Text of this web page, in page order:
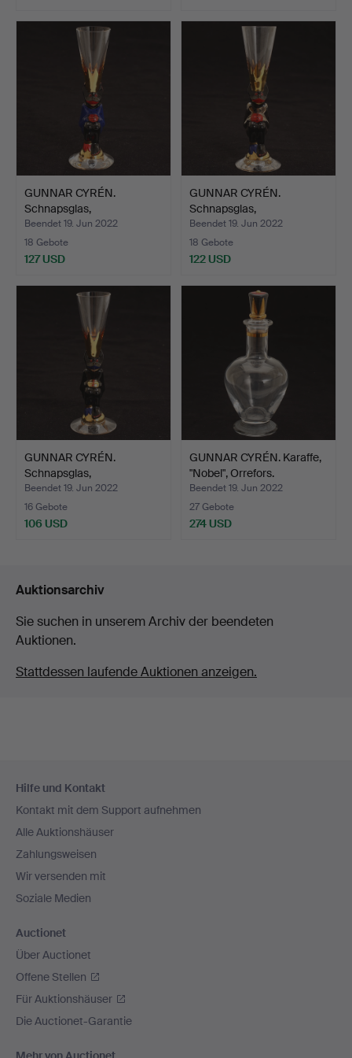
GUNNAR CYRÉN.
Schnapsglas,
"Nobelservisen"…
Beendet 19. Jun 2022
18 Gebote
127 USD
GUNNAR CYRÉN.
Schnapsglas,
"Nobelservisen"…
Beendet 19. Jun 2022
18 Gebote
122 USD
GUNNAR CYRÉN.
Schnapsglas,
"Nobelservisen"…
Beendet 19. Jun 2022
16 Gebote
106 USD
GUNNAR CYRÉN. Karaffe,
"Nobel", Orrefors.
Beendet 19. Jun 2022
27 Gebote
274 USD
Auktionsarchiv
Sie suchen in unserem Archiv der beendeten
Auktionen.
Stattdessen laufende Auktionen anzeigen.
Navigation
Hilfe und Kontakt
Kontakt mit dem Support aufnehmen
Alle Auktionshäuser
Zahlungsweisen
Wir versenden mit
Soziale Medien
Auctionet
Über Auctionet
Offene Stellen
Für Auktionshäuser
Die Auctionet-Garantie